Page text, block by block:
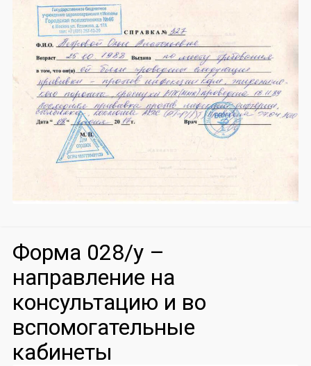
Форма 028/у –
направление на
консультацию и во
вспомогательные
кабинеты